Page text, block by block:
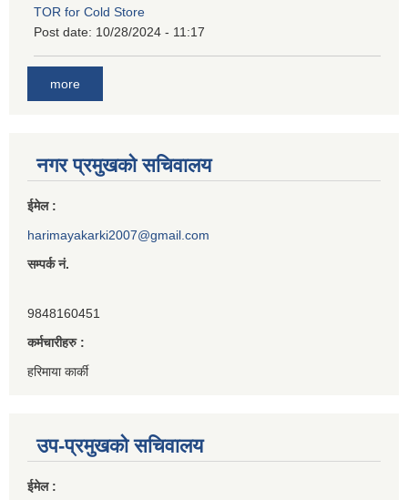
TOR for Cold Store
Post date: 10/28/2024 - 11:17
more
नगर प्रमुखको सचिवालय
ईमेल :
harimayakarki2007@gmail.com
सम्पर्क नं.
9848160451
कर्मचारीहरु :
हरिमाया कार्की
उप-प्रमुखको सचिवालय
ईमेल :